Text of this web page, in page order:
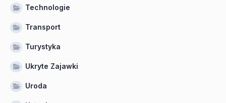
Technologie
Transport
Turystyka
Ukryte Zajawki
Uroda